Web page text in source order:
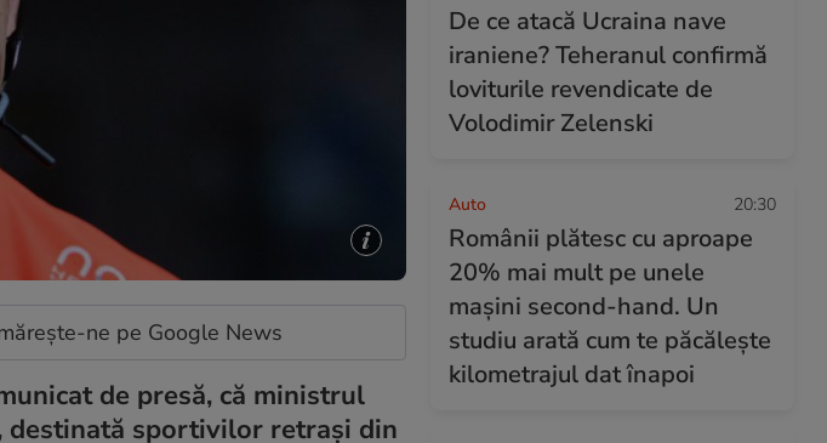
ne pe Google News
de presă, că ministrul
destinată sportivilor retrași din
De ce atacă Ucraina nave
iraniene? Teheranul confirmă
loviturile revendicate de
Volodimir Zelenski
Auto 20:30
Românii plătesc cu aproape
20% mai mult pe unele
mașini second-hand. Un
studiu arată cum te păcălește
kilometrajul dat înapoi